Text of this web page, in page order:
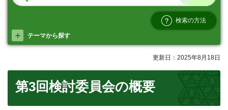
検索の方法
テーマから探す
更新日：2025年8月18日
第3回検討委員会の概要